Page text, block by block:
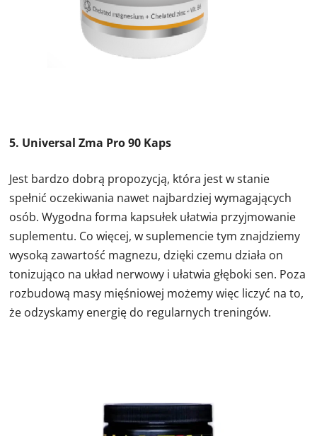
5. Universal Zma Pro 90 Kaps
Jest bardzo dobrą propozycją, która jest w stanie
spełnić oczekiwania nawet najbardziej wymagających
osób. Wygodna forma kapsułek ułatwia przyjmowanie
suplementu. Co więcej, w suplemencie tym znajdziemy
wysoką zawartość magnezu, dzięki czemu działa on
tonizująco na układ nerwowy i ułatwia głęboki sen. Poza
rozbudową masy mięśniowej możemy więc liczyć na to,
że odzyskamy energię do regularnych treningów.